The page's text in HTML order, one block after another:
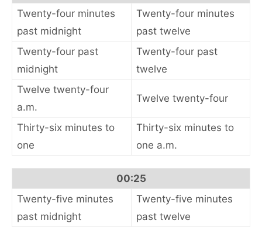
Twenty-four minutes
past midnight
Twenty-four minutes
past twelve
Twenty-four past
midnight
Twenty-four past
twelve
Twelve twenty-four
a.m.
Twelve twenty-four
Thirty-six minutes to
one
Thirty-six minutes to
one a.m.
00:25
Twenty-five minutes
past midnight
Twenty-five minutes
past twelve